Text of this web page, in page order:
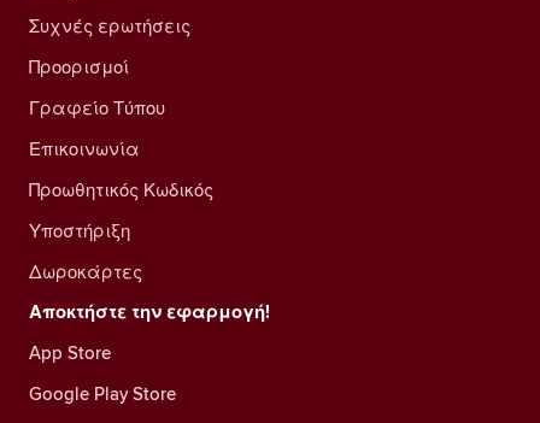
Συχνές ερωτήσεις
Προορισμοί
Γραφείο Τύπου
Επικοινωνία
Προωθητικός Κωδικός
Υποστήριξη
Δωροκάρτες
Αποκτήστε την εφαρμογή!
App Store
Google Play Store